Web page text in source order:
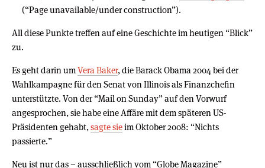
(“Page unavailable/under construction”).
All diese Punkte treffen auf eine Geschichte im heutigen “Blick”
zu.
Es geht darin umVera Baker, die Barack Obama 2004 bei der
Wahlkampagne für den Senat von Illinois als Finanzchefin
unterstützte. Von der “Mail on Sunday” auf den Vorwurf
angesprochen, sie habe eine Affäre mit dem späteren US-
Präsidenten gehabt,sagte sieim Oktober 2008: “Nichts
passierte.”
Neu ist nur das – ausschließlich vom “Globe Magazine”